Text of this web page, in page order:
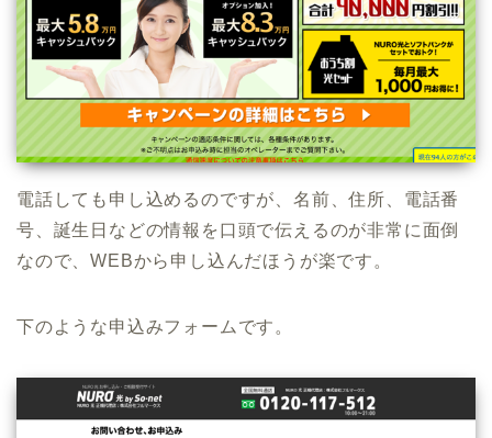
電話しても申し込めるのですが、名前、住所、電話番
号、誕生日などの情報を口頭で伝えるのが非常に面倒
なので、WEBから申し込んだほうが楽です。
下のような申込みフォームです。